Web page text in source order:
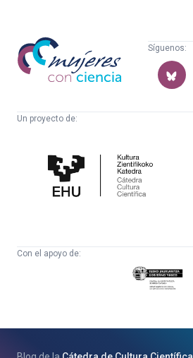
Mujeres
con
ciencia
Síguenos:
Un proyecto de:
Cultura
Científica
Con el apoyo de:
Eusko
Jaurlaritza